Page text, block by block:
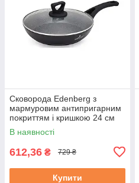
Сковорода Edenberg з
мармуровим антипригарним
покриттям і кришкою 24 см
(EB-7454)
В наявності
612,36 ₴ 729 ₴
Купити